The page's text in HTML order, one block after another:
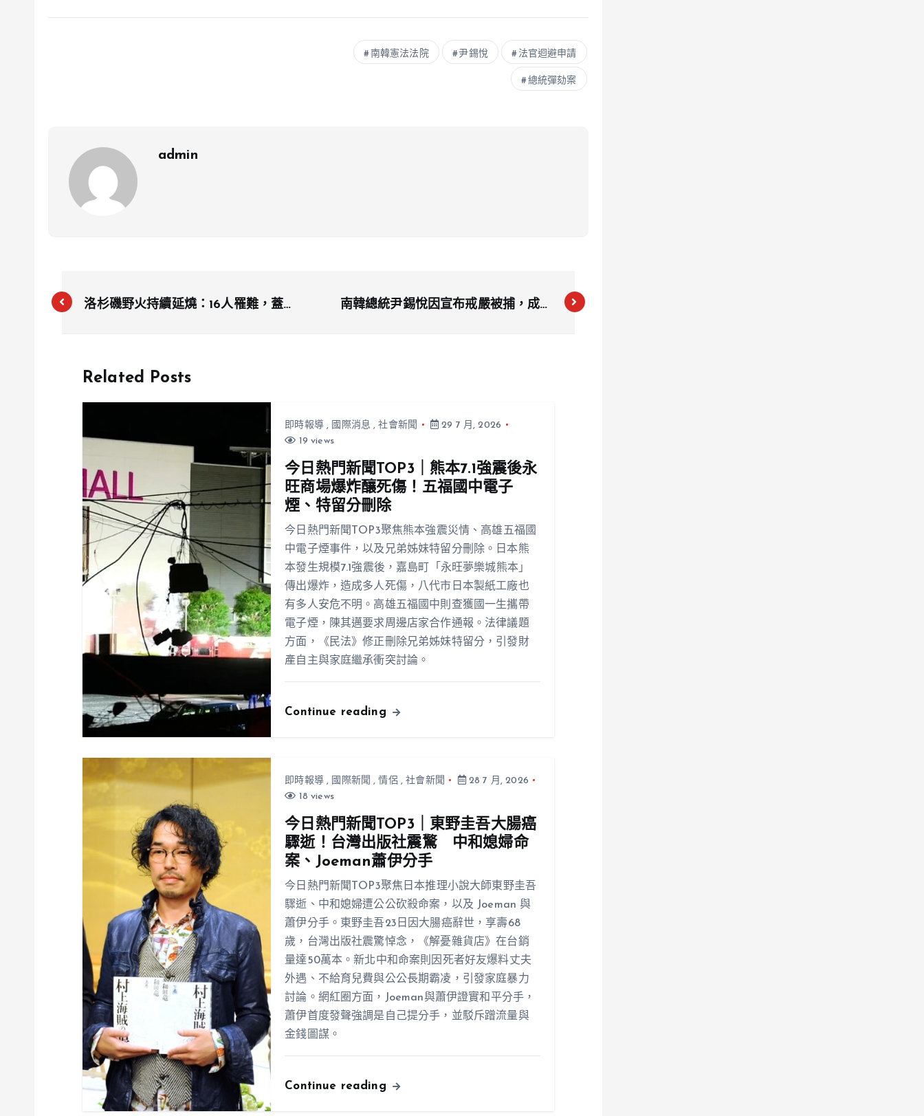
南韓憲法法院 尹錫悅 法官迴避申請
總統彈劾案
admin
洛杉磯野火持續延燒：16人罹難，蓋提
南韓總統尹錫悅因宣布戒嚴被捕，成首
Related Posts
即時報導, 國際消息 ,社會新聞
29 7 月, 2026
19 views
今日熱門新聞TOP3｜熊本7.1強震後永
旺商場爆炸釀死傷！五福國中電子
煙、特留分刪除
今日熱門新聞TOP3聚焦熊本強震災情、高雄五福國
中電子煙事件，以及兄弟姊妹特留分刪除。日本熊
本發生規模7.1強震後，嘉島町「永旺夢樂城熊本」
傳出爆炸，造成多人死傷，八代市日本製紙工廠也
有多人安危不明。高雄五福國中則查獲國一生攜帶
電子煙，陳其邁要求周邊店家合作通報。法律議題
方面，《民法》修正刪除兄弟姊妹特留分，引發財
產自主與家庭繼承衝突討論。
Continue reading
即時報導, 國際新聞 ,情侶,社會新聞
28 7 月, 2026
18 views
今日熱門新聞TOP3｜東野圭吾大腸癌
驟逝！台灣出版社震驚 中和媳婦命
案、Joeman蕭伊分手
今日熱門新聞TOP3聚焦日本推理小說大師東野圭吾
驟逝、中和媳婦遭公公砍殺命案，以及 Joeman 與
蕭伊分手。東野圭吾23日因大腸癌辭世，享壽68
歲，台灣出版社震驚悼念，《解憂雜貨店》在台銷
量達50萬本。新北中和命案則因死者好友爆料丈夫
外遇、不給育兒費與公公長期霸凌，引發家庭暴力
討論。網紅圈方面，Joeman與蕭伊證實和平分手，
蕭伊首度發聲強調是自己提分手，並駁斥蹭流量與
金錢圖謀。
Continue reading